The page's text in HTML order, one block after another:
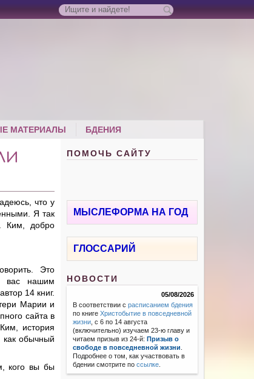
МАТЕРИАЛЫ БДЕНИЯ
что у
Я так
Ким, добро
Это
вас нашим
14 книг.
Марии и
сайта в
история
как обычный
кого вы бы
ПОМОЧЬ САЙТУ
МЫСЛЕФОРМА НА ГОД
ГЛОССАРИЙ
НОВОСТИ
05/08/2026
В соответствии срасписанием бдения
по книгеХристобытие в повседневной
жизни , с 6 по 14 августа
(включительно) изучаем 23-ю главу и
читаем призыв из 24-й: Призыв о
свободе в повседневной жизни
Подробнее о том, как участвовать в
бдении смотрите поссылке